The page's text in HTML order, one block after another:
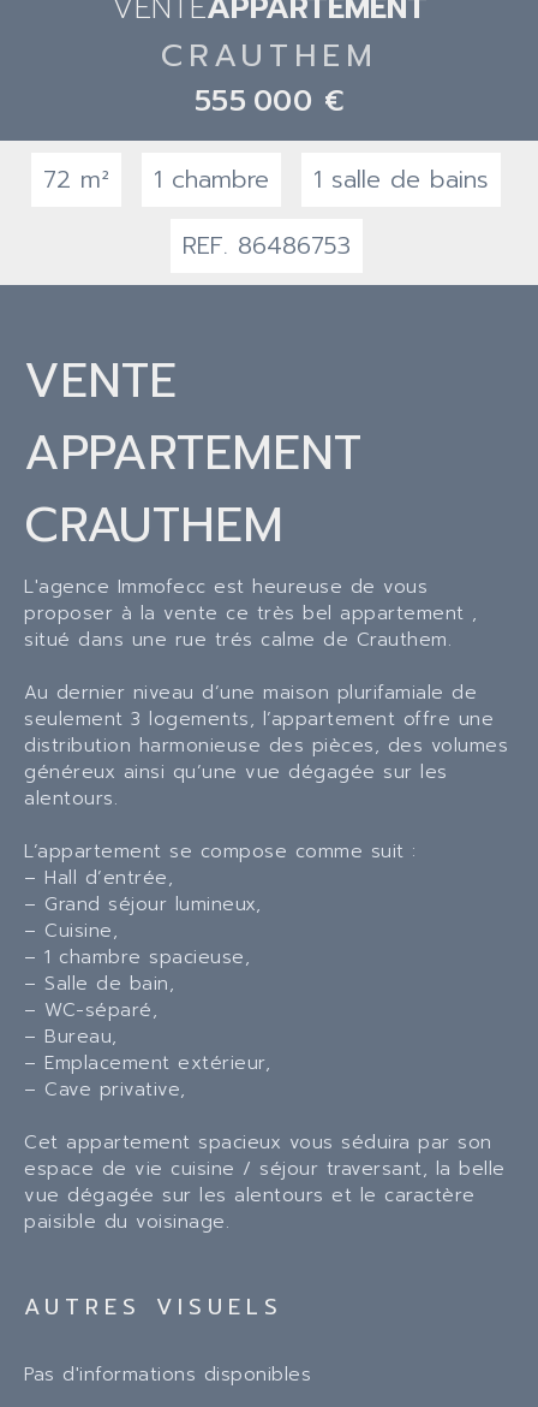
CRAUTHEM
555 000 €
72 m² 1 chambre
1 salle de bains
REF. 86486753
VENTE
APPARTEMENT
CRAUTHEM
L'agence Immofecc est heureuse de vous
proposer à la vente ce très bel appartement ,
situé dans une rue trés calme de Crauthem.
Au dernier niveau d’une maison plurifamiale de
seulement 3 logements, l’appartement offre une
distribution harmonieuse des pièces, des volumes
généreux ainsi qu’une vue dégagée sur les
alentours.
L’appartement se compose comme suit :
– Hall d’entrée,
– Grand séjour lumineux,
– Cuisine,
– 1 chambre spacieuse,
– Salle de bain,
– WC-séparé,
– Bureau,
– Emplacement extérieur,
– Cave privative,
Cet appartement spacieux vous séduira par son
espace de vie cuisine / séjour traversant, la belle
vue dégagée sur les alentours et le caractère
paisible du voisinage.
AUTRES VISUELS
Pas d'informations disponibles